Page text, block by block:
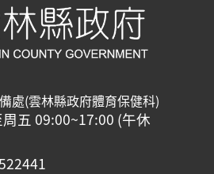
處(雲林縣政府體育保健科)
五 09:00~17:00 (午休